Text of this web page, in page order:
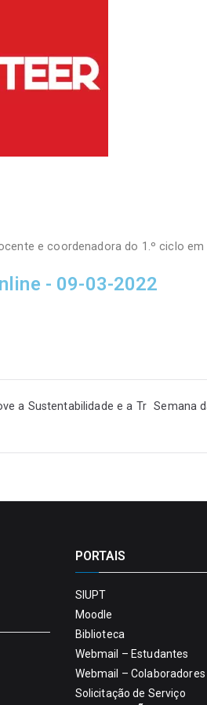
e coordenadora do 1.º ciclo
- 09-03-2022
a Sustentabilidade e a Tr Semana
PORTAIS
SIUPT
Moodle
Biblioteca
Webmail – Estudantes
Webmail – Colaboradores
Solicitação de Serviço